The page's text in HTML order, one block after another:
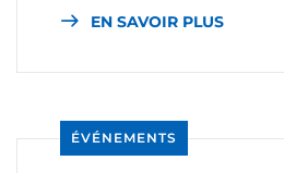
EN SAVOIR PLUS
ÉVÉNEMENTS